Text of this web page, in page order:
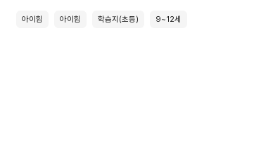
아이힘 아이힘 학습지(초등) 9~12세